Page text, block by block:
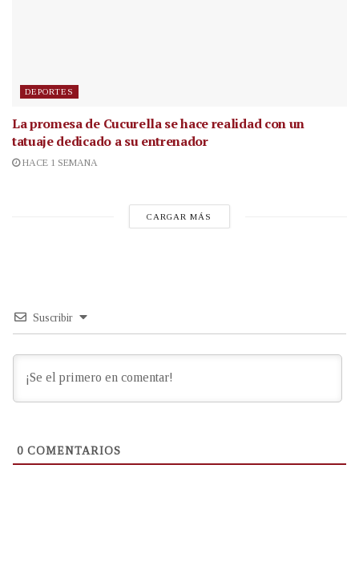
DEPORTES
La promesa de Cucurella se hace realidad con un
tatuaje dedicado a su entrenador
HACE 1 SEMANA
CARGAR MÁS
Suscribir
0 COMENTARIOS